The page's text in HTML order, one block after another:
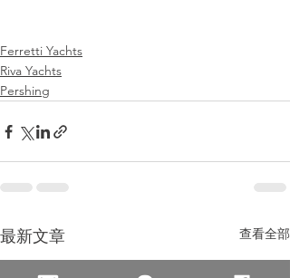
Ferretti Yachts
Riva Yachts
Pershing
最新文章 查看全部